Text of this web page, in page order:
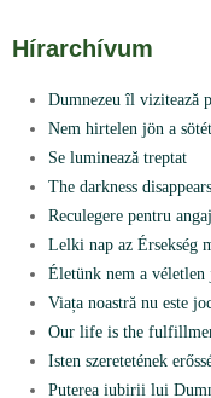
Hírarchívum
Dumnezeu îl vizitează
Nem hirtelen jön a
Se luminează treptat
The darkness
Reculegere pentru
Lelki nap az Érsekség
Életünk nem a véletlen
Viața noastră nu este
Our life is the
Isten szeretetének
Puterea iubirii lui